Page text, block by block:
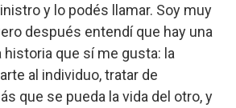
y lo podés llamar. Soy muy
después entendí que hay una
historia que sí me gusta: la
al individuo, tratar de
que se pueda la vida del otro, y